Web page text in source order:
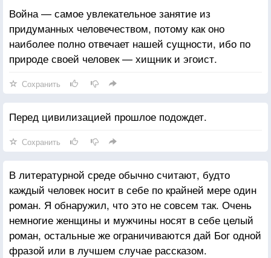
Война — самое увлекательное занятие из
придуманных человечеством, потому как оно
наиболее полно отвечает нашей сущности, ибо по
природе своей человек — хищник и эгоист.
Сохранить
Перед цивилизацией прошлое подождет.
Сохранить
В литературной среде обычно считают, будто
каждый человек носит в себе по крайней мере один
роман. Я обнаружил, что это не совсем так. Очень
немногие женщины и мужчины носят в себе целый
роман, остальные же ограничиваются дай Бог одной
фразой или в лучшем случае рассказом.